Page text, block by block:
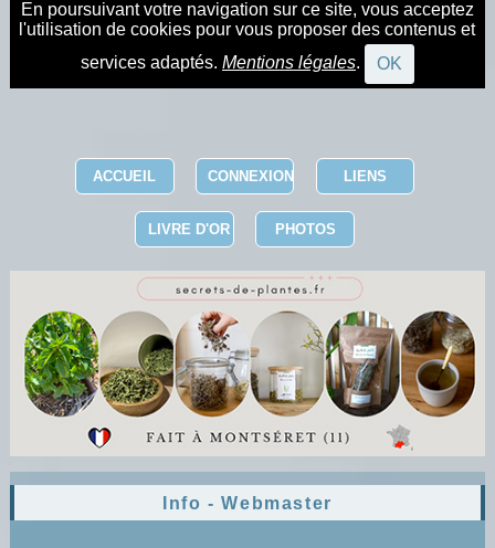
En poursuivant votre navigation sur ce site, vous acceptez
l'utilisation de cookies pour vous proposer des contenus et
services adaptés. Mentions légales. OK
ACCUEIL CONNEXION LIENS
LIVRE D'OR PHOTOS
Info - Webmaster